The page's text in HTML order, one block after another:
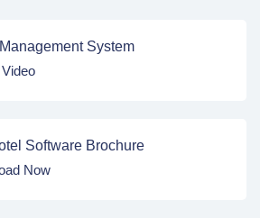
System
Software Brochure
Now